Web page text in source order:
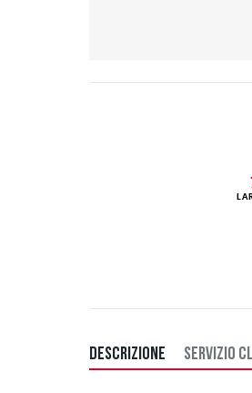
DESCRIZIONE SERVIZIO